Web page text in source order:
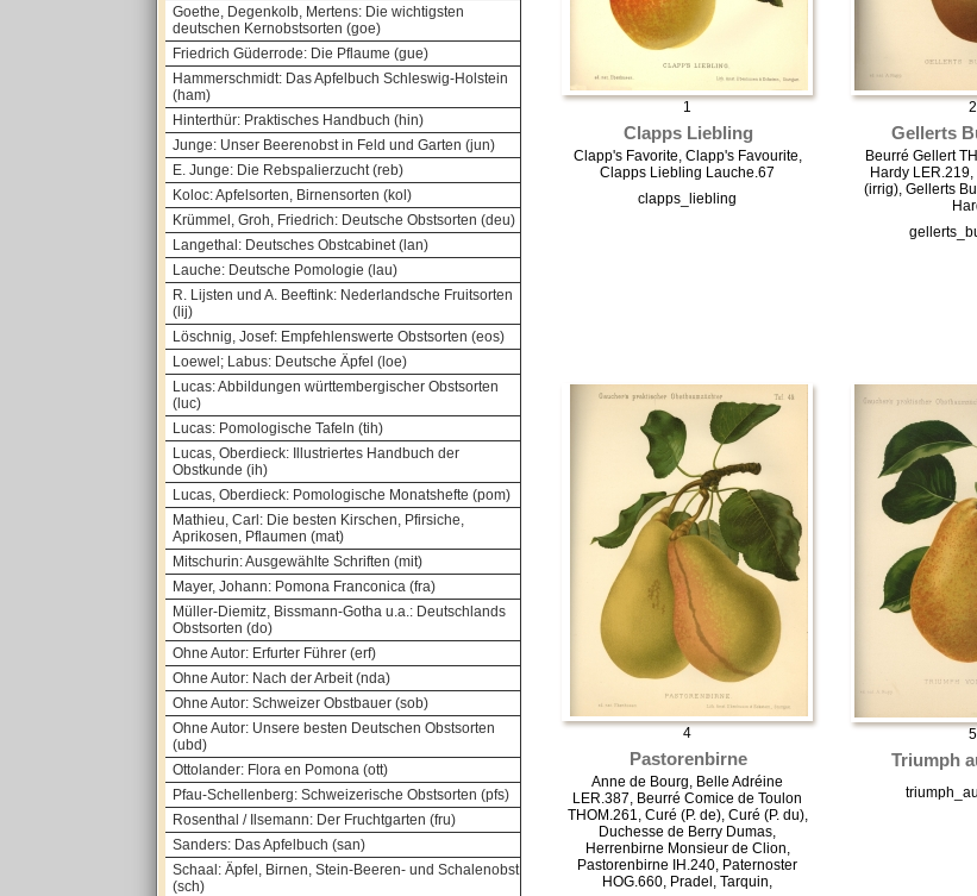
Goethe, Degenkolb, Mertens: Die wichtigsten
deutschen Kernobstsorten (goe)
Friedrich Güderrode: Die Pflaume (gue)
Hammerschmidt: Das Apfelbuch Schleswig-Holstein
(ham)
Hinterthür: Praktisches Handbuch (hin)
Junge: Unser Beerenobst in Feld und Garten (jun)
E. Junge: Die Rebspalierzucht (reb)
Koloc: Apfelsorten, Birnensorten (kol)
Krümmel, Groh, Friedrich: Deutsche Obstsorten (deu)
Langethal: Deutsches Obstcabinet (lan)
Lauche: Deutsche Pomologie (lau)
R. Lijsten und A. Beeftink: Nederlandsche Fruitsorten
(lij)
Löschnig, Josef: Empfehlenswerte Obstsorten (eos)
Loewel; Labus: Deutsche Äpfel (loe)
Lucas: Abbildungen württembergischer Obstsorten
(luc)
Lucas: Pomologische Tafeln (tih)
Lucas, Oberdieck: Illustriertes Handbuch der
Obstkunde (ih)
Lucas, Oberdieck: Pomologische Monatshefte (pom)
Mathieu, Carl: Die besten Kirschen, Pfirsiche,
Aprikosen, Pflaumen (mat)
Mitschurin: Ausgewählte Schriften (mit)
Mayer, Johann: Pomona Franconica (fra)
Müller-Diemitz, Bissmann-Gotha u.a.: Deutschlands
Obstsorten (do)
Ohne Autor: Erfurter Führer (erf)
Ohne Autor: Nach der Arbeit (nda)
Ohne Autor: Schweizer Obstbauer (sob)
Ohne Autor: Unsere besten Deutschen Obstsorten
(ubd)
Ottolander: Flora en Pomona (ott)
Pfau-Schellenberg: Schweizerische Obstsorten (pfs)
Rosenthal / Ilsemann: Der Fruchtgarten (fru)
Sanders: Das Apfelbuch (san)
Schaal: Äpfel, Birnen, Stein-Beeren- und Schalenobst
(sch)
1
Clapps Liebling
Clapp's Favorite, Clapp's Favourite,
Clapps Liebling Lauche.67
clapps_liebling
2
Gellerts
Beurré Gellert
Hardy
(irrig), Gellerts
4
Pastorenbirne
Anne de Bourg, Belle Adréine
LER.387, Beurré Comice de Toulon
THOM.261, Curé (P. de), Curé (P. du),
Duchesse de Berry Dumas,
Herrenbirne Monsieur de Clion,
Pastorenbirne IH.240, Paternoster
HOG.660, Pradel, Tarquin,
5
Triumph